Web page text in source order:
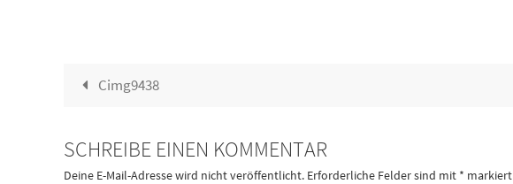
Cimg9438
SCHREIBE EINEN KOMMENTAR
Deine E-Mail-Adresse wird nicht veröffentlicht. Erforderliche Felder sind mit * markiert